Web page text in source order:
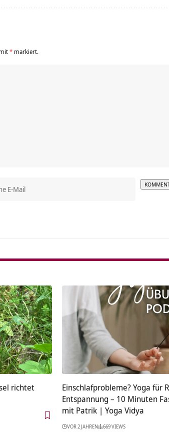
* markiert.
richtet
Einschlafprobleme? Yoga für
Entspannung – 10 Minuten
mit Patrik | Yoga Vidya
VOR 2 JAHREN 669 VIEWS